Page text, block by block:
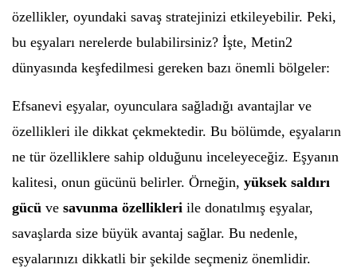
özellikler, oyundaki savaş stratejinizi etkileyebilir. Peki,
bu eşyaları nerelerde bulabilirsiniz? İşte, Metin2
dünyasında keşfedilmesi gereken bazı önemli bölgeler:
Efsanevi eşyalar, oyunculara sağladığı avantajlar ve
özellikleri ile dikkat çekmektedir. Bu bölümde, eşyaların
ne tür özelliklere sahip olduğunu inceleyeceğiz. Eşyanın
kalitesi, onun gücünü belirler. Örneğin, yüksek saldırı
gücü ve savunma özellikleri ile donatılmış eşyalar,
savaşlarda size büyük avantaj sağlar. Bu nedenle,
eşyalarınızı dikkatli bir şekilde seçmeniz önemlidir.